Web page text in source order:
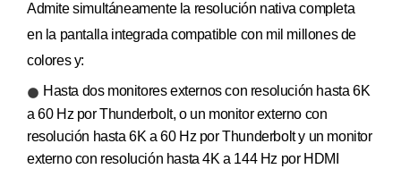
Admite simultáneamente la resolución nativa completa
en la pantalla integrada compatible con mil millones de
colores y:
Hasta dos monitores externos con resolución hasta 6K
a 60 Hz por Thunderbolt, o un monitor externo con
resolución hasta 6K a 60 Hz por Thunderbolt y un monitor
externo con resolución hasta 4K a 144 Hz por HDMI